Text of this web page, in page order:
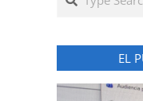
EL